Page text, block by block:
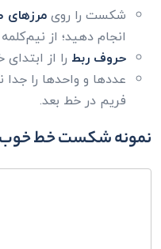
شکست را رویمرزهای
انجام دهید؛ از
حروف ربط را از
فریم در خط بعد.
نمونه شکست خط